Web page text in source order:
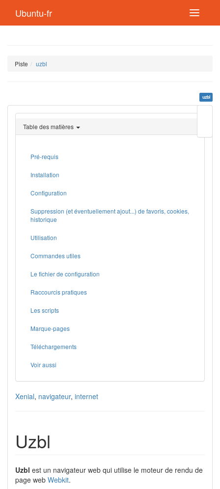
Ubuntu-fr
Piste uzbl
uzbl
page
Table des matières
Pré-requis
Installation
Configuration
Suppression (et éventuellement ajout...) de favoris, cookies,
historique
Utilisation
Commandes utiles
Le fichier de configuration
Raccourcis pratiques
Les scripts
Marque-pages
Téléchargements
Voir aussi
Xenial, navigateur, internet
Uzbl
Uzbl est un navigateur web qui utilise le moteur de rendu de
page web Webkit.